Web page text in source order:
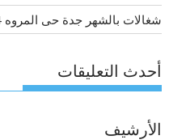
شغالات بالشهر جدة حى المروه 0562346904
أحدث التعليقات
الأرشيف